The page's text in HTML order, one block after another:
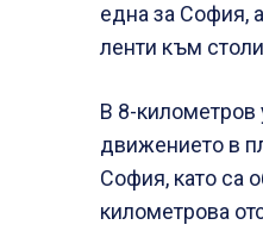
една за София,
ленти към
В 8-
движението в
София, като са
километрова